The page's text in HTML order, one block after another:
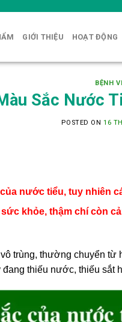
GIỚI THIỆU HOẠT ĐỘNG
BỆNH
Sắc Nước
POSTED ON 16
nước tiểu, tuy nhiên
khỏe, thậm chí còn
trùng, thường chuyển từ
thiếu nước, thiếu sắt